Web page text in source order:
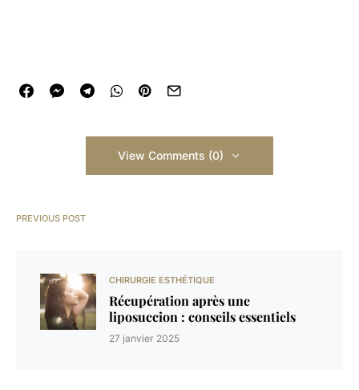
View Comments (0)
PREVIOUS POST
CHIRURGIE ESTHÉTIQUE
Récupération après une
liposuccion : conseils essentiels
27 janvier 2025